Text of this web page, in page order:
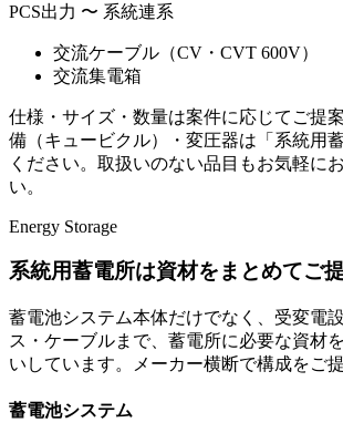
PCS出力 〜 系統連系
交流ケーブル（CV・CVT 600V）
交流集電箱
仕様・サイズ・数量は案件に応じてご提
備（キュービクル）・変圧器は「系統用
ください。取扱いのない品目もお気軽に
い。
Energy Storage
系統用蓄電所は資材をまとめてご
蓄電池システム本体だけでなく、受変電
ス・ケーブルまで、蓄電所に必要な資材
いしています。メーカー横断で構成をご
蓄電池システム